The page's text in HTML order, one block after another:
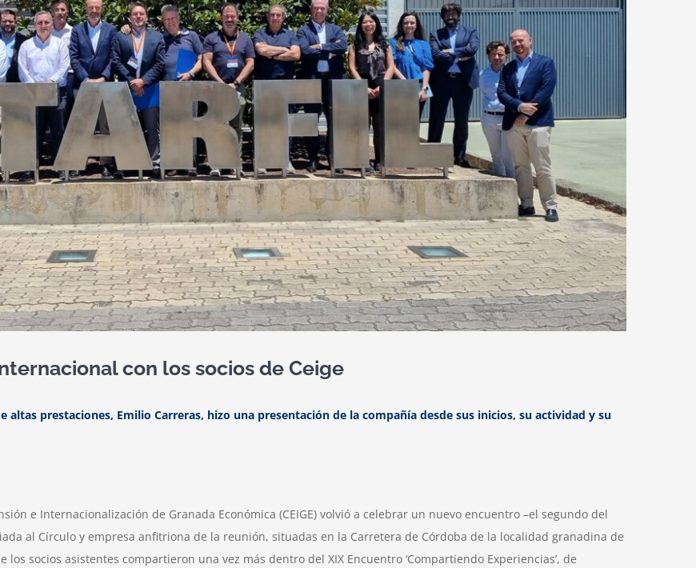
con los socios de Ceige
altas prestaciones, Emilio Carreras, hizo una presentación de la compañía desde sus inicios, su actividad y su
e Internacionalización de Granada Económica (CEIGE) volvió a celebrar un nuevo encuentro –el segundo del
al Círculo y empresa anfitriona de la reunión, situadas en la Carretera de Córdoba de la localidad granadina de
socios asistentes compartieron una vez más dentro del XIX Encuentro ‘Compartiendo Experiencias’, de